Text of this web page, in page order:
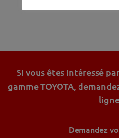
Si vous êtes intéressé
gamme TOYOTA,
ligne
Demandez
Vous pouvez
Gérer mes cookies